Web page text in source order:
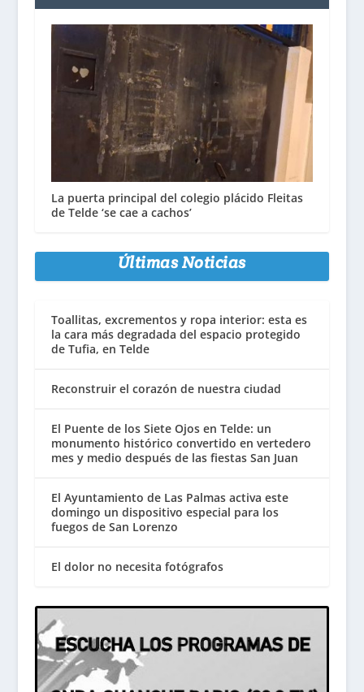
La puerta principal del colegio plácido Fleitas
de Telde ‘se cae a cachos’
Últimas Noticias
Toallitas, excrementos y ropa interior: esta es
la cara más degradada del espacio protegido
de Tufia, en Telde
Reconstruir el corazón de nuestra ciudad
El Puente de los Siete Ojos en Telde: un
monumento histórico convertido en vertedero
mes y medio después de las fiestas San Juan
El Ayuntamiento de Las Palmas activa este
domingo un dispositivo especial para los
fuegos de San Lorenzo
El dolor no necesita fotógrafos